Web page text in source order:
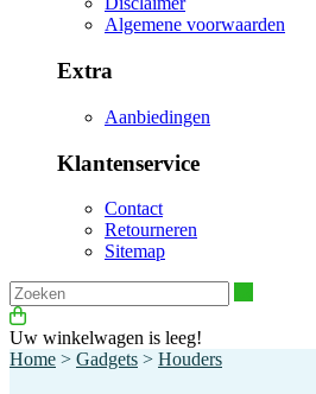
Algemene voorwaarden
Extra
Aanbiedingen
Klantenservice
Contact
Retourneren
Sitemap
Uw winkelwagen is leeg!
Home > Gadgets > Houders